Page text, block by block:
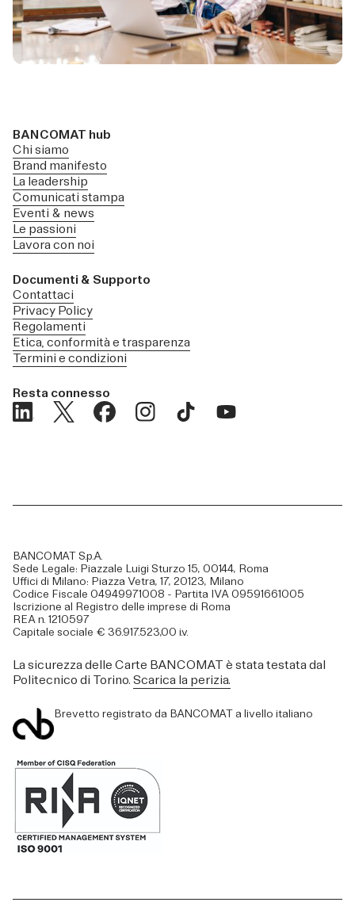
BANCOMAT hub
Chi siamo
Brand manifesto
La leadership
Comunicati stampa
Eventi & news
Le passioni
Lavora con noi
Documenti & Supporto
Contattaci
Privacy Policy
Regolamenti
Etica, conformità e trasparenza
Termini e condizioni
Resta connesso
BANCOMAT S.p.A.
Sede Legale: Piazzale Luigi Sturzo 15, 00144, Roma
Uffici di Milano: Piazza Vetra, 17, 20123, Milano
Codice Fiscale 04949971008 - Partita IVA 09591661005
Iscrizione al Registro delle imprese di Roma
REA n. 1210597
Capitale sociale € 36.917.523,00 i.v.
La sicurezza delle Carte BANCOMAT è stata testata dal
Politecnico di Torino. Scarica la perizia.
Brevetto registrato da BANCOMAT a livello italiano